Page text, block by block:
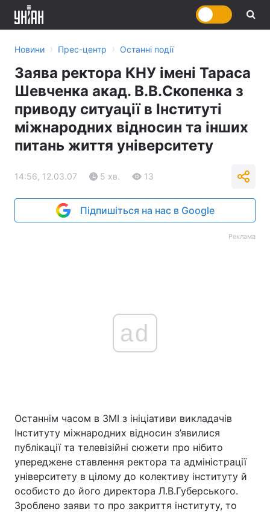
Новини › Прес-центр › Останні події
Заява ректора КНУ імені Тараса
Шевченка акад. В.В.Скопенка з
приводу ситуації в Інституті
міжнародних відносин та інших
питань життя університету
14:56, 12.03.07 5 хв. 13
Підпишіться на нас в Google
Реклама
ad
Останнім часом в ЗМІ з ініціативи викладачів
Інституту міжнародних відносин з’явилися
публікації та телевізійні сюжети про нібито
упереджене ставлення ректора та адміністрації
університету в цілому до колективу інституту й
особисто до його директора Л.В.Губерського.
Зроблено заяви то про закриття інституту, то